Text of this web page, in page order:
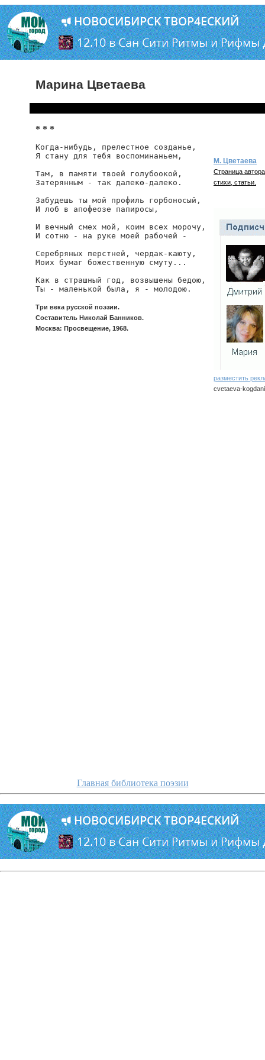
Марина Цветаева
* * *
Когда-нибудь, прелестное созданье,
Я стану для тебя воспоминаньем,
Там, в памяти твоей голубоокой,
Затерянным - так далеко-далеко.
Забудешь ты мой профиль горбоносый,
И лоб в апофеозе папиросы,
И вечный смех мой, коим всех морочу,
И сотню - на руке моей рабочей -
Серебряных перстней, чердак-каюту,
Моих бумаг божественную смуту...
Как в страшный год, возвышены бедою,
Ты - маленькой была, я - молодою.
Три века русской поэзии.
Составитель Николай Банников.
Москва: Просвещение, 1968.
М. Цветаева
Страница
стихи, статьи.
разместить
cvetaeva-
Главная библиотека поэзии